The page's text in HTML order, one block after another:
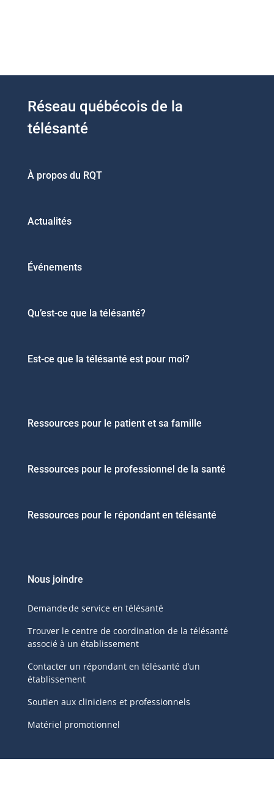
Réseau québécois de la
télésanté
À propos du RQT
Actualités
Événements
Qu’est-ce que la télésanté?
Est-ce que la télésanté est pour moi?
Ressources pour le patient et sa famille
Ressources pour le professionnel de la santé
Ressources pour le répondant en télésanté
Nous joindre
Demande de service en télésanté
Trouver le centre de coordination de la télésanté
associé à un établissement
Contacter un répondant en télésanté d’un
établissement
Soutien aux cliniciens et professionnels
Matériel promotionnel